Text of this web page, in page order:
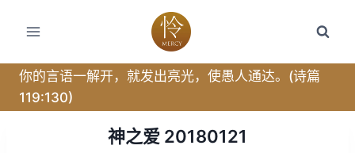
你的言语一解开，就发出亮光，使愚人通达。(诗篇
119:130)
神之爱 20180121